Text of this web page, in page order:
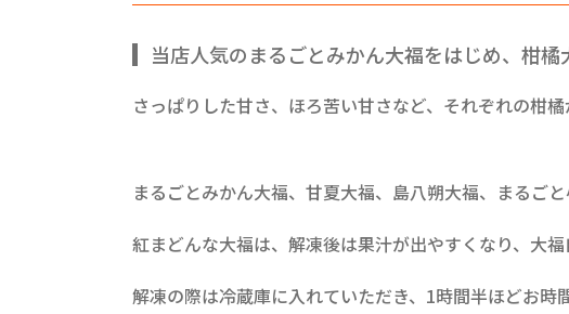
当店人気のまるごとみかん大福をはじめ、柑橘
さっぱりした甘さ、ほろ苦い甘さなど、それぞれの柑
まるごとみかん大福、甘夏大福、島八朔大福、まるご
紅まどんな大福は、解凍後は果汁が出やすくなり、大
解凍の際は冷蔵庫に入れていただき、1時間半ほどお時